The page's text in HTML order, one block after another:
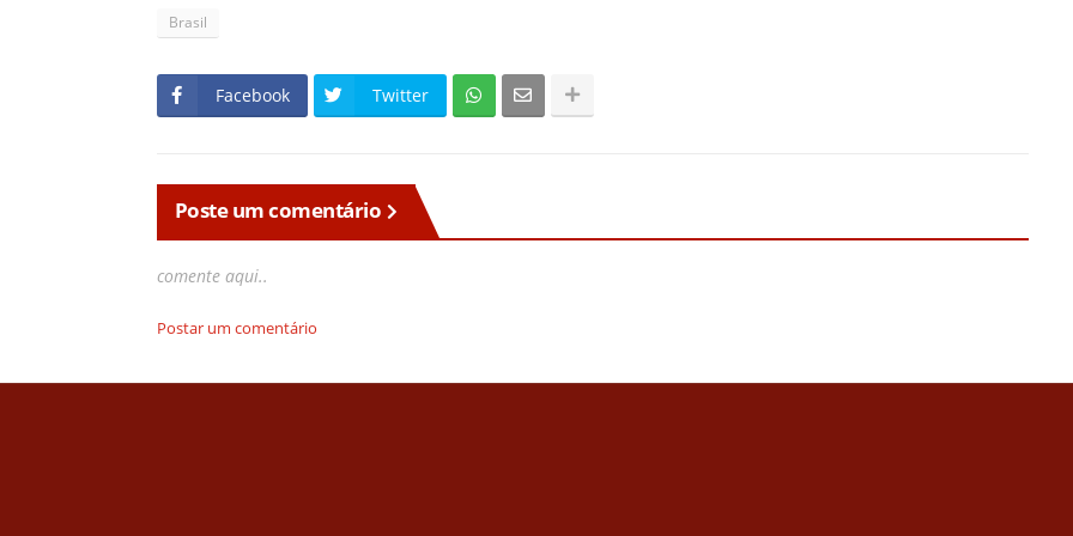
Brasil
Facebook Twitter
Poste um comentário
comente aqui..
Postar um comentário